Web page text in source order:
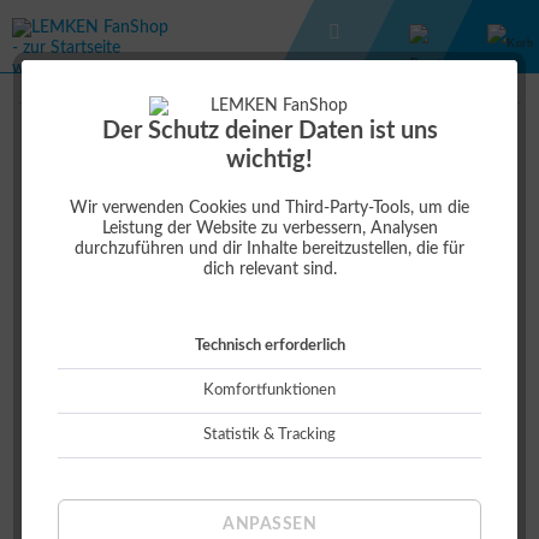
Der Schutz deiner Daten ist uns
wichtig!
Wir verwenden Cookies und Third-Party-Tools, um die
Leistung der Website zu verbessern, Analysen
durchzuführen und dir Inhalte bereitzustellen, die für
dich relevant sind.
Technisch erforderlich
Komfortfunktionen
Statistik & Tracking
ANPASSEN
SCHEIBENGRUBBER SMARAGD